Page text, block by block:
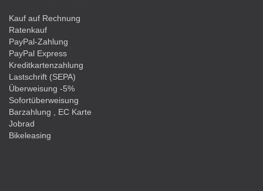
Kauf auf Rechnung
Ratenkauf
PayPal-Zahlung
PayPal Express
Kreditkartenzahlung
Lastschrift (SEPA)
Überweisung -5%
Sofortüberweisung
Barzahlung , EC Karte
Jobrad
Bikeleasing